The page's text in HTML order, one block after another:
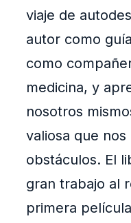
viaje de
autor como
como
medicina, y
nosotros
valiosa que
obstáculos. El
gran trabajo al
primera